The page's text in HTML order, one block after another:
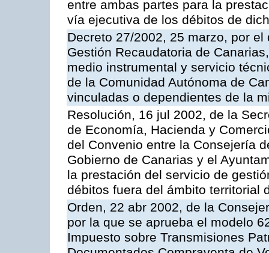
entre ambas partes para la
vía ejecutiva de los débitos de
Decreto 27/2002, 25 marzo, por
Gestión Recaudatoria de
medio instrumental y servicio
de la Comunidad Autónoma de
vinculadas o dependientes de la
Resolución, 16 jul 2002, de la
de Economía, Hacienda y
del Convenio entre la Consejería
Gobierno de Canarias y el
la prestación del servicio de
débitos fuera del ámbito territorial
Orden, 22 abr 2002, de la
por la que se aprueba el modelo
Impuesto sobre Transmisiones